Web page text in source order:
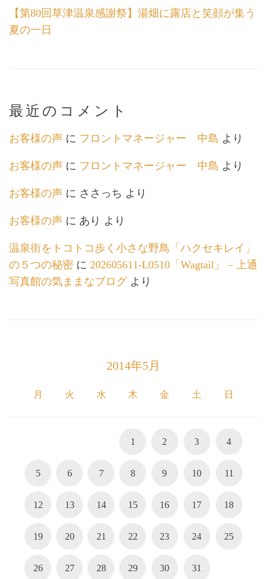
【第80回草津温泉感謝祭】湯畑に露店と笑顔が集う
夏の一日
最近のコメント
お客様の声 に フロントマネージャー 中島 より
お客様の声 に フロントマネージャー 中島 より
お客様の声 に ささっち より
お客様の声 に あり より
温泉街をトコトコ歩く小さな野鳥「ハクセキレイ」
の５つの秘密 に 202605611-L0510「Wagtail」 – 上通
写真館の気ままなブログより
2014年5月
月 火 水 木 金 土 日
1 2 3 4
5 6 7 8 9 10 11
12 13 14 15 16 17 18
19 20 21 22 23 24 25
26 27 28 29 30 31